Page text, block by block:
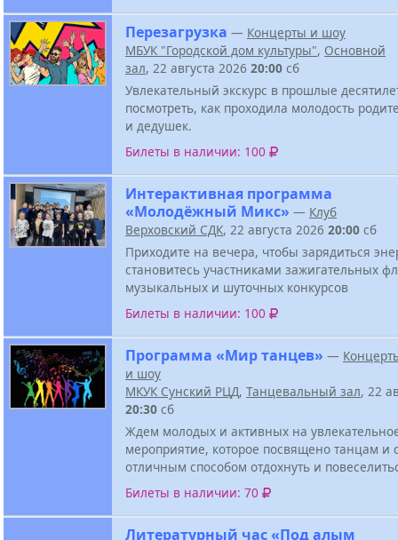
Перезагрузка — Концерты и шоу
МБУК "Городской дом культуры", Основной
зал, 22 августа 2026 20:00 сб
Увлекательный экскурс в прошлые
посмотреть, как проходила молодость
и дедушек.
Билеты в наличии: 100
Интерактивная программа
«Молодёжный Микс» — Клуб
Верховский СДК, 22 августа 2026 20:00 сб
Приходите на вечера, чтобы зарядиться
становитесь участниками зажигательных
музыкальных и шуточных конкурсов
Билеты в наличии: 100
Программа «Мир танцев» —
и шоу
МКУК Сунский РЦД, Танцевальный зал, 22
20:30 сб
Ждем молодых и активных на
мероприятие, которое посвящено танцам и
отличным способом отдохнуть и
Билеты в наличии: 70
Литературный час «Под алым